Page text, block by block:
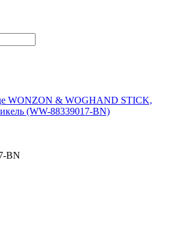
WONZON & WOGHAND STICK,
(WW-88339017-BN)
BN